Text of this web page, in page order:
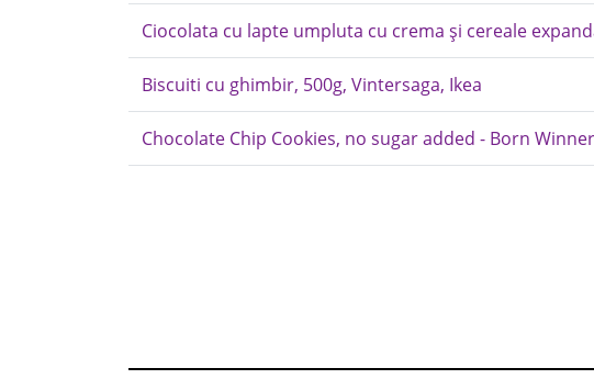
Ciocolata cu lapte umpluta cu crema și cereale
Biscuiti cu ghimbir, 500g, Vintersaga, Ikea
Chocolate Chip Cookies, no sugar added - Born Winner